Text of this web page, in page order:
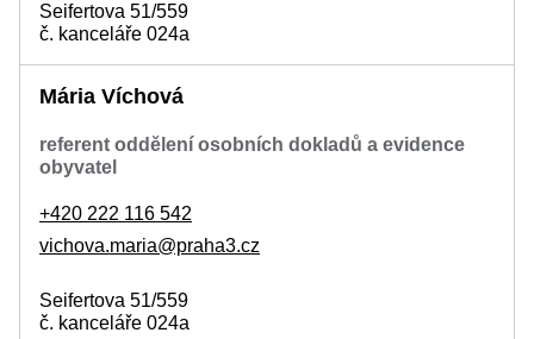
Seifertova 51/559
č. kanceláře 024a
Mária Víchová
referent oddělení osobních dokladů a evidence
obyvatel
+420 222 116 542
vichova.maria@praha3.cz
Seifertova 51/559
č. kanceláře 024a